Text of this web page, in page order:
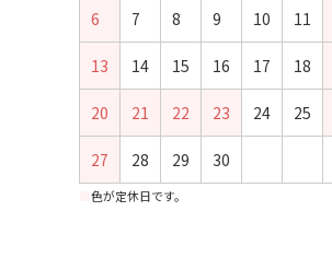
6 7 8 9 10 11
13 14 15 16 17 18
20 21 22 23 24 25
27 28 29 30
色が定休日です。